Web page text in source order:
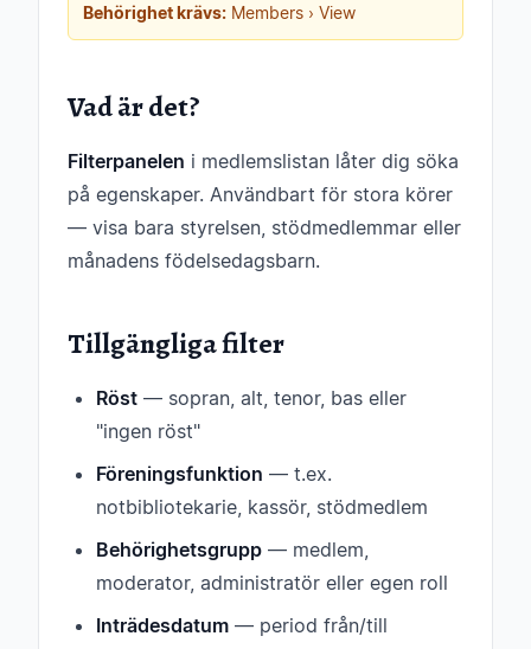
Behörighet krävs: Members › View
Vad är det?
Filterpanelen i medlemslistan låter dig söka
på egenskaper. Användbart för stora körer
— visa bara styrelsen, stödmedlemmar eller
månadens födelsedagsbarn.
Tillgängliga filter
Röst — sopran, alt, tenor, bas eller
"ingen röst"
Föreningsfunktion — t.ex.
notbibliotekarie, kassör, stödmedlem
Behörighetsgrupp — medlem,
moderator, administratör eller egen roll
Inträdesdatum — period från/till